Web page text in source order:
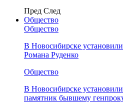
Пред След
Общество
Общество
В Новосибирске
Романа Руденко
Общество
В Новосибирске
памятник бывшему